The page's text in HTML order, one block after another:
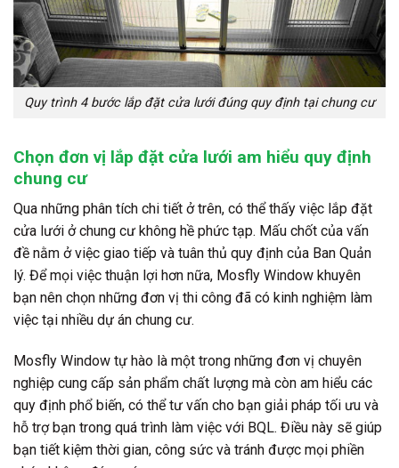
Quy trình 4 bước lắp đặt cửa lưới đúng quy định tại chung cư
Chọn đơn vị lắp đặt cửa lưới am hiểu quy định
chung cư
Qua những phân tích chi tiết ở trên, có thể thấy việc lắp đặt
cửa lưới ở chung cư không hề phức tạp. Mấu chốt của vấn
đề nằm ở việc giao tiếp và tuân thủ quy định của Ban Quản
lý. Để mọi việc thuận lợi hơn nữa, Mosfly Window khuyên
bạn nên chọn những đơn vị thi công đã có kinh nghiệm làm
việc tại nhiều dự án chung cư.
Mosfly Window tự hào là một trong những đơn vị chuyên
nghiệp cung cấp sản phẩm chất lượng mà còn am hiểu các
quy định phổ biến, có thể tư vấn cho bạn giải pháp tối ưu và
hỗ trợ bạn trong quá trình làm việc với BQL. Điều này sẽ giúp
bạn tiết kiệm thời gian, công sức và tránh được mọi phiền